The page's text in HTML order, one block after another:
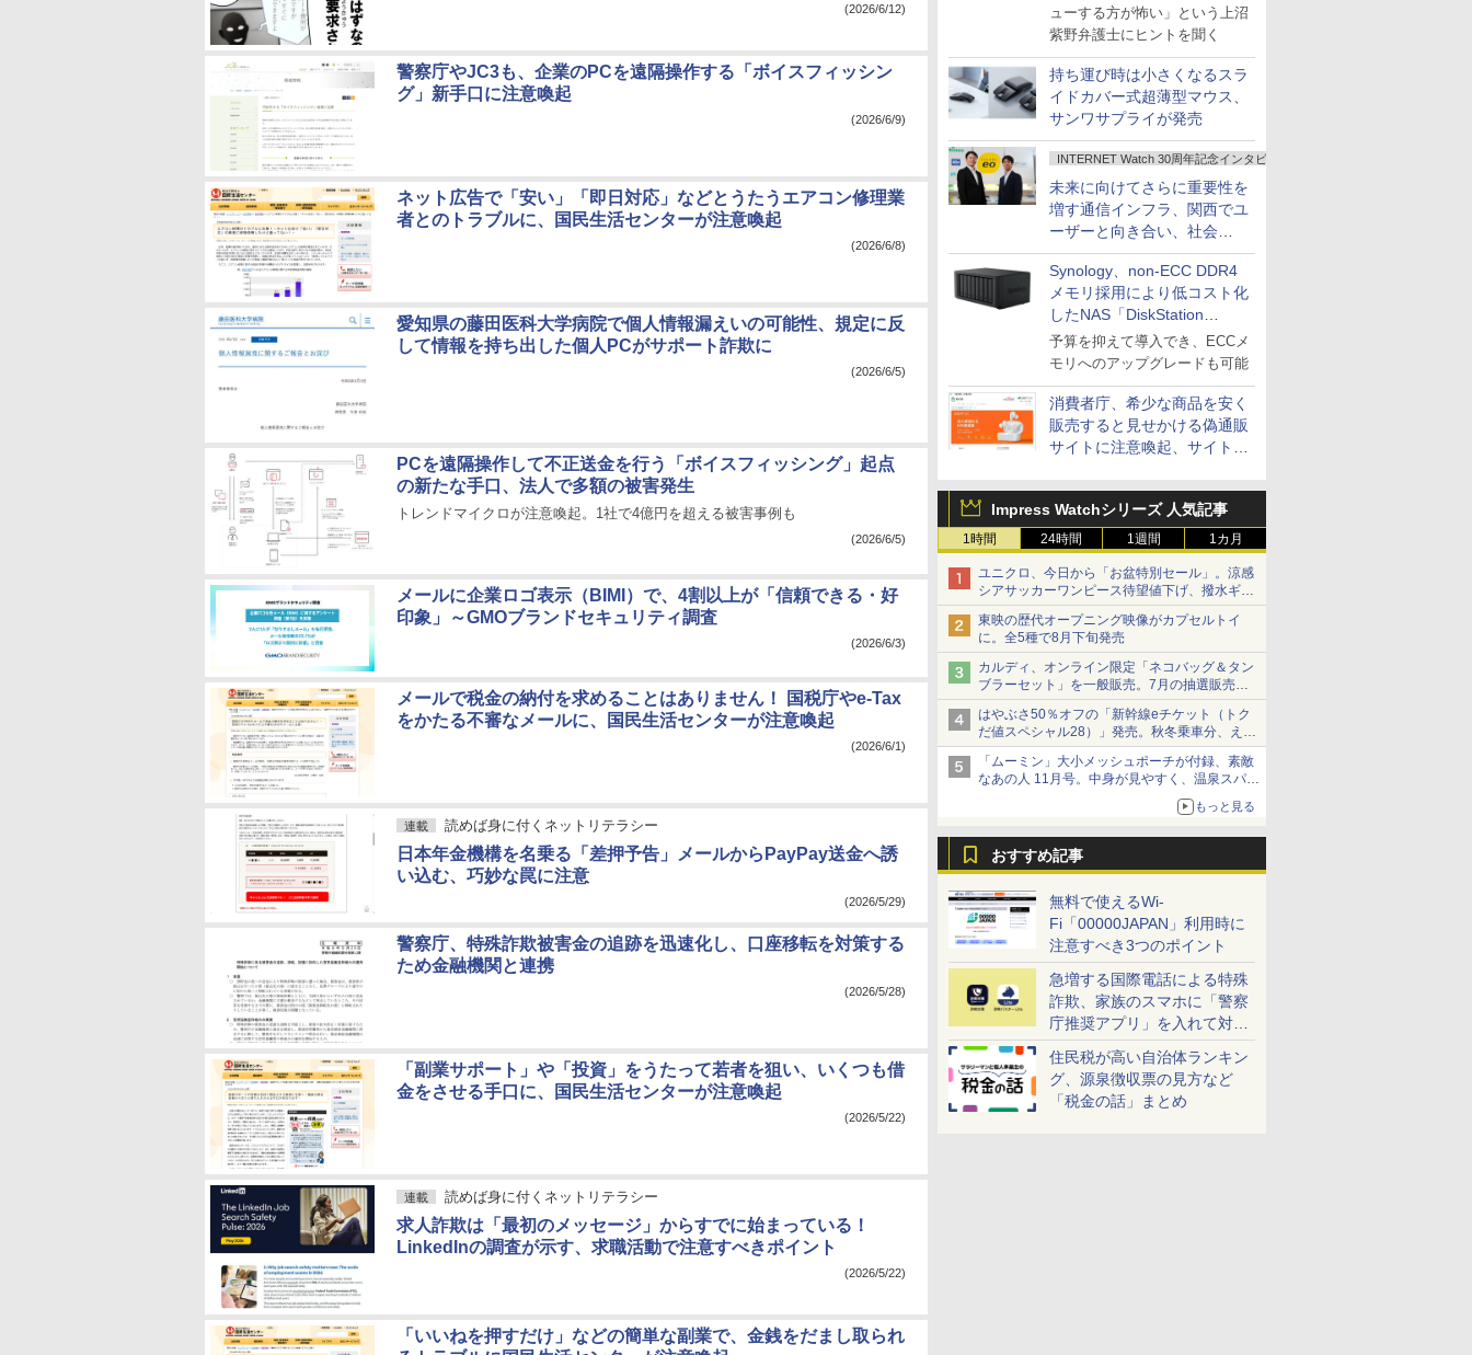
ューする方が怖い」という上沼
紫野弁護士にヒントを聞く
持ち運び時は小さくなるスラ
イドカバー式超薄型マウス、
サンワサプライが発売
INTERNET Watch 30周年記念インタビュー
未来に向けてさらに重要性を
増す通信インフラ、関西でユ
ーザーと向き合い、社会
の“あたらしい”を起動し続け
る～オプテージ
Synology、non-ECC DDR4
メモリ採用により低コスト化
したNAS「DiskStation
neo+」シリーズ
予算を抑えて導入でき、ECCメ
モリへのアップグレードも可能
消費者庁、希少な商品を安く
販売すると見せかける偽通販
サイトに注意喚起、サイト名
Impress Watchシリーズ 人気記事
1時間 24時間 1週間 1カ月
ユニクロ、今日から「お盆特別セール」。涼感
シアサッカーワンピース待望値下げ、撥水ギア
ショーツは1990円に
東映の歴代オープニング映像がカプセルトイ
に。全5種で8月下旬発売
カルディ、オンライン限定「ネコバッグ＆タン
ブラーセット」を一般販売。7月の抽選販売の
当選無効分
はやぶさ50％オフの「新幹線eチケット（トク
だ値スペシャル28）」発売。秋冬乗車分、えき
ねっと限定
「ムーミン」大小メッシュポーチが付録、素敵
なあの人 11月号。中身が見やすく、温泉スパに
もっと見る
おすすめ記事
無料で使えるWi-
Fi「00000JAPAN」利用時に
注意すべき3つのポイント
急増する国際電話による特殊
詐欺、家族のスマホに「警察
庁推奨アプリ」を入れて対策
しよう！
住民税が高い自治体ランキン
グ、源泉徴収票の見方など
「税金の話」まとめ
(2026/6/12)
警察庁やJC3も、企業のPCを遠隔操作する「ボイスフィッシン
グ」新手口に注意喚起
(2026/6/9)
ネット広告で「安い」「即日対応」などとうたうエアコン修理業
者とのトラブルに、国民生活センターが注意喚起
(2026/6/8)
愛知県の藤田医科大学病院で個人情報漏えいの可能性、規定に反
して情報を持ち出した個人PCがサポート詐欺に
(2026/6/5)
PCを遠隔操作して不正送金を行う「ボイスフィッシング」起点
の新たな手口、法人で多額の被害発生
トレンドマイクロが注意喚起。1社で4億円を超える被害事例も
(2026/6/5)
メールに企業ロゴ表示（BIMI）で、4割以上が「信頼できる・好
印象」～GMOブランドセキュリティ調査
(2026/6/3)
メールで税金の納付を求めることはありません！ 国税庁やe-Tax
をかたる不審なメールに、国民生活センターが注意喚起
(2026/6/1)
連載 読めば身に付くネットリテラシー
日本年金機構を名乗る「差押予告」メールからPayPay送金へ誘
い込む、巧妙な罠に注意
(2026/5/29)
警察庁、特殊詐欺被害金の追跡を迅速化し、口座移転を対策する
ため金融機関と連携
(2026/5/28)
「副業サポート」や「投資」をうたって若者を狙い、いくつも借
金をさせる手口に、国民生活センターが注意喚起
(2026/5/22)
連載 読めば身に付くネットリテラシー
求人詐欺は「最初のメッセージ」からすでに始まっている！
LinkedInの調査が示す、求職活動で注意すべきポイント
(2026/5/22)
「いいねを押すだけ」などの簡単な副業で、金銭をだまし取られ